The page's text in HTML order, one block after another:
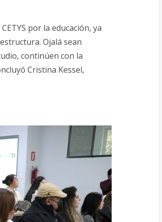
por la educación, ya
Ojalá sean
continúen con la
Cristina Kessel,